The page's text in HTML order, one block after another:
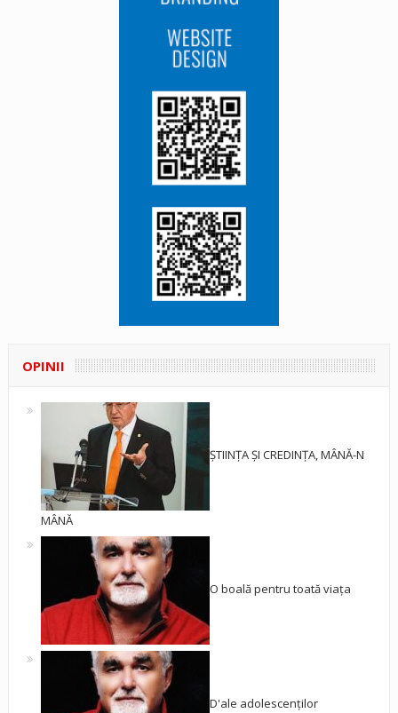
OPINII
ȘTIINȚA ȘI CREDINȚA, MÂNĂ-N
MÂNĂ
O boală pentru toată viața
D'ale adolescenților